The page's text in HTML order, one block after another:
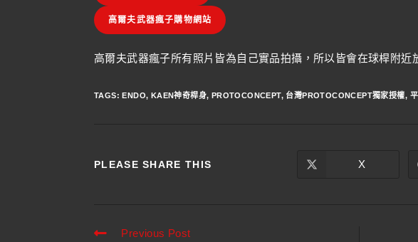
高爾夫武器瘋子購物網站
高爾夫武器瘋子所有照片皆為自己實品拍攝，所以皆會在球桿附近
TAGS:ENDO, KAEN神奇桿身, PROTOCONCEPT, 台灣PROTOCONCEPT獨家授權,
PLEASE SHARE THIS X
Previous Post